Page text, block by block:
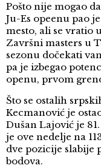
Pošto nije mogao
Ju-Es opeenu pao
mesto, ali se vratio
Završni masters u
sezonu dočekati
pa je izbegao
openu, prvom
Što se ostalih
Kecmanović je
Dušan Lajović je
je ove nedelje na
dve pozicije slabije
bodova.